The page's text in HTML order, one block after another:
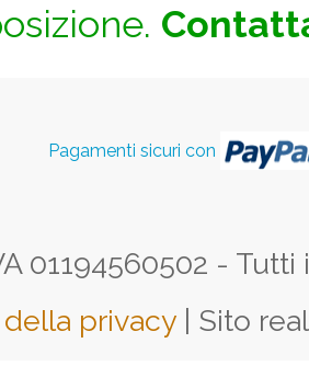
Pagamenti sicuri con
01194560502 -
privacy | Sito